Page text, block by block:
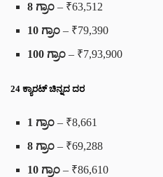
8 ಗ್ರಾಂ – ₹63,512
10 ಗ್ರಾಂ – ₹79,390
100 ಗ್ರಾಂ – ₹7,93,900
24 ಕ್ಯಾರಟ್ ಚಿನ್ನದ ದರ
1 ಗ್ರಾಂ – ₹8,661
8 ಗ್ರಾಂ – ₹69,288
10 ಗ್ರಾಂ – ₹86,610